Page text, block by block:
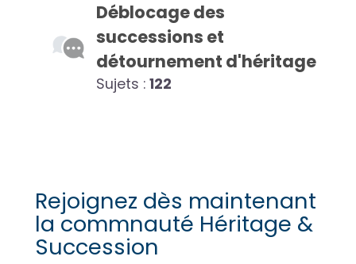
Déblocage des
successions et
détournement d'héritage
Sujets : 122
Rejoignez dès maintenant
la commnauté Héritage &
Succession